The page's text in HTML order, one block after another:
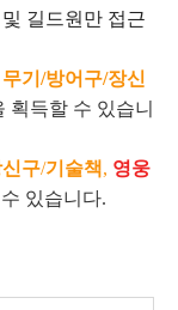
길드원만 접근
기/방어구/장신
획득할 수 있습니
구/기술책, 영웅
있습니다.